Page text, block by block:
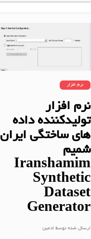
نرم افزار
نرم افزار
تولیدکننده داده
های ساختگی ایران
شمیم
Iranshamim
Synthetic
Dataset
Generator
ارسال شده توسط ادمین